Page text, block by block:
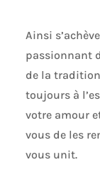
Ainsi
passionnant
de la
toujours à
votre amour
vous de les
vous unit.